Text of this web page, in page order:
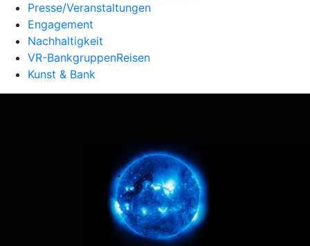
Presse/Veranstaltungen
Engagement
Nachhaltigkeit
VR-BankgruppenReisen
Kunst & Bank